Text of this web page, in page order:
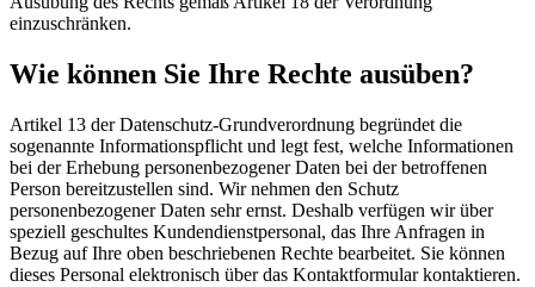
einzuschränken.
Wie können Sie Ihre Rechte ausüben?
Artikel 13 der Datenschutz-Grundverordnung begründet die
sogenannte Informationspflicht und legt fest, welche Informationen
bei der Erhebung personenbezogener Daten bei der betroffenen
Person bereitzustellen sind. Wir nehmen den Schutz
personenbezogener Daten sehr ernst. Deshalb verfügen wir über
speziell geschultes Kundendienstpersonal, das Ihre Anfragen in
Bezug auf Ihre oben beschriebenen Rechte bearbeitet. Sie können
dieses Personal elektronisch über das Kontaktformular kontaktieren.